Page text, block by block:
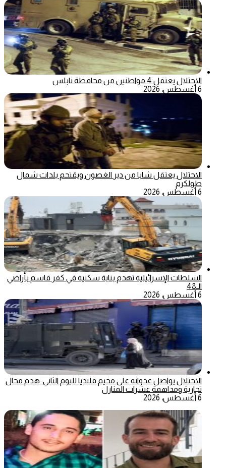
الاحتلال يعتقل 4 مواطنين من محافظة نابلس
6 أغسطس، 2026
الاحتلال يعتقل شابا من دير الغصون ويقتحم بلدات شمال
طولكرم
6 أغسطس، 2026
السلطات الإسرائيلية تهدم بناية سكنية في كفر قاسم بأراضي
الـ48
6 أغسطس، 2026
الاحتلال يواصل عدوانه على مخيم قلنديا لليوم الثاني: هدم محال
تجارية ومداهمة عشرات المنازل
6 أغسطس، 2026